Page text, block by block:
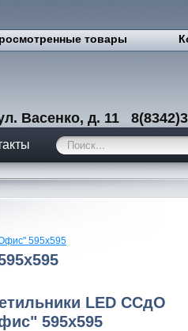
товары
д. 11
595х595
LED ССдО
595х595